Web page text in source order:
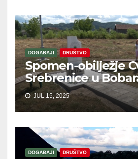
DOGAĐAJI DRUŠTVO
Spomen-obilježje
Srebrenice u
JUL 15, 2025
DOGAĐAJI DRUŠTVO